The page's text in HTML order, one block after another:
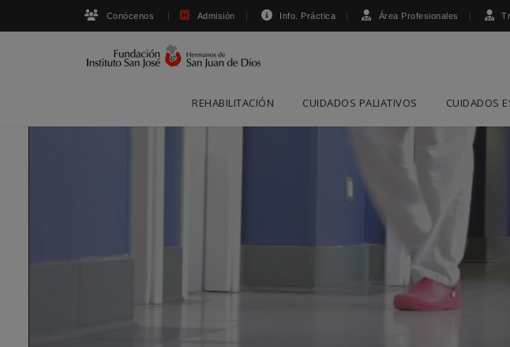
Conócenos Admisión Info. Práctica Área Profesionales
REHABILITACIÓN CUIDADOS PALIATIVOS CUIDADOS